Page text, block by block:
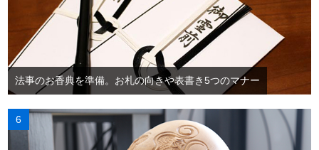
法事のお香典を準備。お札の向きや表書き5つのマナー